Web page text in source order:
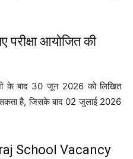
परीक्षा आयोजित की
के बाद 30 जून 2026 को लिखित
सकता है, जिसके बाद 02 जुलाई 2026
School Vacancy